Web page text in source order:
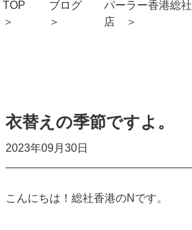
TOP ブログ
パーラー香港総社
店
衣替えの季節ですよ。
2023年09月30日
こんにちは！総社香港のNです。